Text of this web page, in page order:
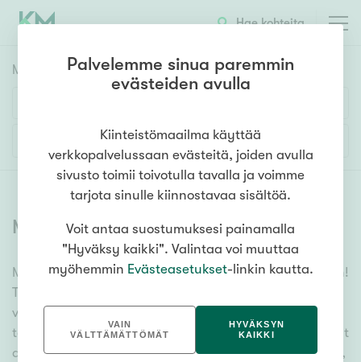
Hae kohteita
Myyntikohteet
1h 2h 3h 4h 5h+
Asuntotyyppi
Kerros-/luhtitalo
Rivitalo/paritalo
Omakoti-/erillistalo
Maa- tai metsätila
Lisää hakuehtoja
Myytävät asunnot (6378)
Meiltä löydät myytävät asunnot, oli tarpeesi mikä vain!
Tuhansien kohteiden ja satojen kiinteistönvälittäjien
verkostomme auttaa sinua kenties elämäsi
tärkeimmässä päätöksessä. Katso alta kaikki myytävät
asunnot. Hyödynnä myös kätevää hakutyökaluamme,
Palvelemme sinua paremmin
evästeiden avulla
Kiinteistömaailma käyttää
verkkopalvelussaan evästeitä, joiden avulla
sivusto toimii toivotulla tavalla ja voimme
tarjota sinulle kiinnostavaa sisältöä.
Voit antaa suostumuksesi painamalla
"Hyväksy kaikki". Valintaa voi muuttaa
myöhemmin Evästeasetukset-linkin kautta.
VAIN
VÄLTTÄMÄTTÖMÄT
HYVÄKSYN
KAIKKI